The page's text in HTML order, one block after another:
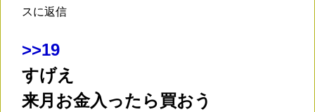
スに返信
>>19
すげえ
来月お金入ったら買おう